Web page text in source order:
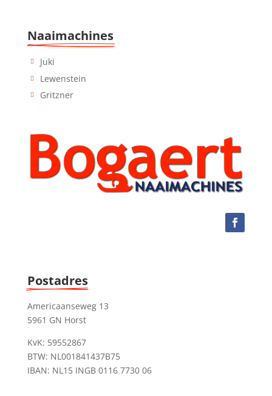
Naaimachines
Juki
Lewenstein
Gritzner
Postadres
Americaanseweg 13
5961 GN Horst
KvK: 59552867
BTW: NL001841437B75
IBAN: NL15 INGB 0116 7730 06